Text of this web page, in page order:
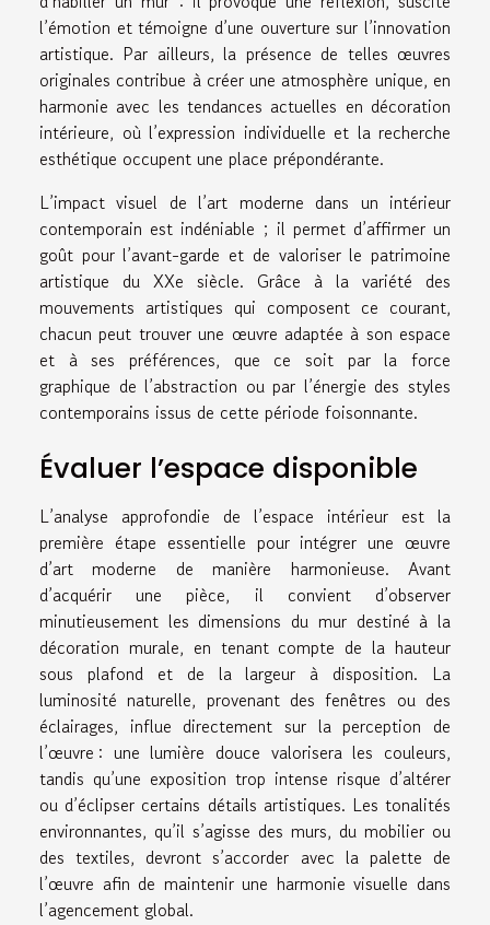
l’émotion et témoigne d’une ouverture sur l’innovation
artistique. Par ailleurs, la présence de telles œuvres
originales contribue à créer une atmosphère unique, en
harmonie avec les tendances actuelles en décoration
intérieure, où l’expression individuelle et la recherche
esthétique occupent une place prépondérante.
L’impact visuel de l’art moderne dans un intérieur
contemporain est indéniable ; il permet d’affirmer un
goût pour l’avant-garde et de valoriser le patrimoine
artistique du XXe siècle. Grâce à la variété des
mouvements artistiques qui composent ce courant,
chacun peut trouver une œuvre adaptée à son espace
et à ses préférences, que ce soit par la force
graphique de l’abstraction ou par l’énergie des styles
contemporains issus de cette période foisonnante.
Évaluer l’espace disponible
L’analyse approfondie de l’espace intérieur est la
première étape essentielle pour intégrer une œuvre
d’art moderne de manière harmonieuse. Avant
d’acquérir une pièce, il convient d’observer
minutieusement les dimensions du mur destiné à la
décoration murale, en tenant compte de la hauteur
sous plafond et de la largeur à disposition. La
luminosité naturelle, provenant des fenêtres ou des
éclairages, influe directement sur la perception de
l’œuvre : une lumière douce valorisera les couleurs,
tandis qu’une exposition trop intense risque d’altérer
ou d’éclipser certains détails artistiques. Les tonalités
environnantes, qu’il s’agisse des murs, du mobilier ou
des textiles, devront s’accorder avec la palette de
l’œuvre afin de maintenir une harmonie visuelle dans
l’agencement global.